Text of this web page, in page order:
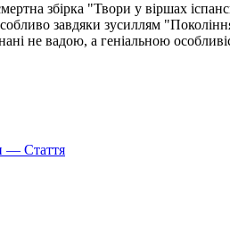
збірка "Твори у віршах
завдяки зусиллям
не вадою, а геніальною
— Стаття